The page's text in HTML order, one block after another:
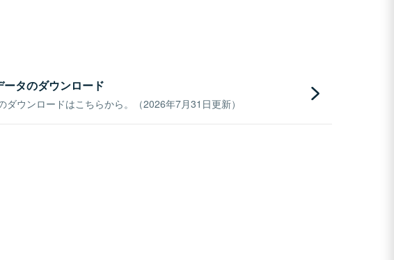
ータのダウンロード
ダウンロードはこちらから。（2026年7月31日更新）